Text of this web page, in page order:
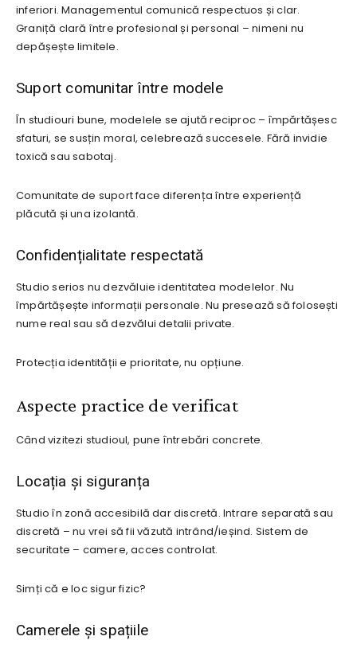
inferiori. Managementul comunică respectuos și clar.
Graniță clară între profesional și personal – nimeni nu
depășește limitele.
Suport comunitar între modele
În studiouri bune, modelele se ajută reciproc – împărtășesc
sfaturi, se susțin moral, celebrează succesele. Fără invidie
toxică sau sabotaj.
Comunitate de suport face diferența între experiență
plăcută și una izolantă.
Confidențialitate respectată
Studio serios nu dezvăluie identitatea modelelor. Nu
împărtășește informații personale. Nu presează să folosești
nume real sau să dezvălui detalii private.
Protecția identității e prioritate, nu opțiune.
Aspecte practice de verificat
Când vizitezi studioul, pune întrebări concrete.
Locația și siguranța
Studio în zonă accesibilă dar discretă. Intrare separată sau
discretă – nu vrei să fii văzută intrând/ieșind. Sistem de
securitate – camere, acces controlat.
Simți că e loc sigur fizic?
Camerele și spațiile